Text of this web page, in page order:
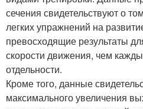
сечения свидетельствуют о
легких упражнений на
превосходящие результаты
скорости движения, чем
отдельности.
Кроме того, данные
максимального увеличения